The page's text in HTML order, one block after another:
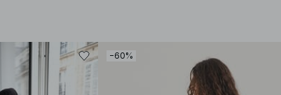
−60%